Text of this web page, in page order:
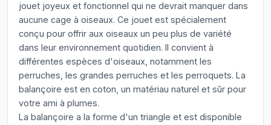
jouet joyeux et fonctionnel qui ne devrait manquer dans
aucune cage à oiseaux. Ce jouet est spécialement
conçu pour offrir aux oiseaux un peu plus de variété
dans leur environnement quotidien. Il convient à
différentes espèces d'oiseaux, notamment les
perruches, les grandes perruches et les perroquets. La
balançoire est en coton, un matériau naturel et sûr pour
votre ami à plumes.
La balançoire a la forme d'un triangle et est disponible